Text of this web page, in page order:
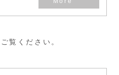
覧ください。